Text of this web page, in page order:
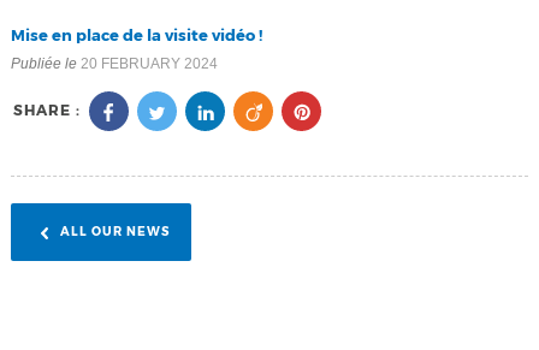
Mise en place de la visite vidéo !
Publiée le 20 FEBRUARY 2024
SHARE :
ALL OUR NEWS